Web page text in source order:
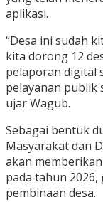
aplikasi.
“Desa ini sudah
kita dorong 12
pelaporan digital
pelayanan publik
ujar Wagub.
Sebagai bentuk
Masyarakat dan
akan
pada tahun
pembinaan desa.